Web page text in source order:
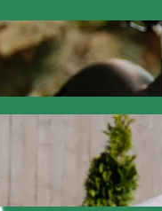
vélos
à trottinette ou à vélo
de Olsztyn
de choisir un trajet
nous trouverons le